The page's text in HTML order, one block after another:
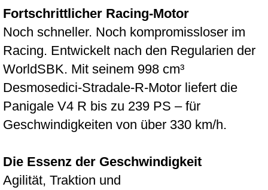
Fortschrittlicher Racing-Motor
Noch schneller. Noch kompromissloser im
Racing. Entwickelt nach den Regularien der
WorldSBK. Mit seinem 998 cm³
Desmosedici-Stradale-R-Motor liefert die
Panigale V4 R bis zu 239 PS – für
Geschwindigkeiten von über 330 km/h.
Die Essenz der Geschwindigkeit
Agilität, Traktion und